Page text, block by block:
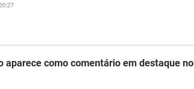
aparece como comentário em destaque no